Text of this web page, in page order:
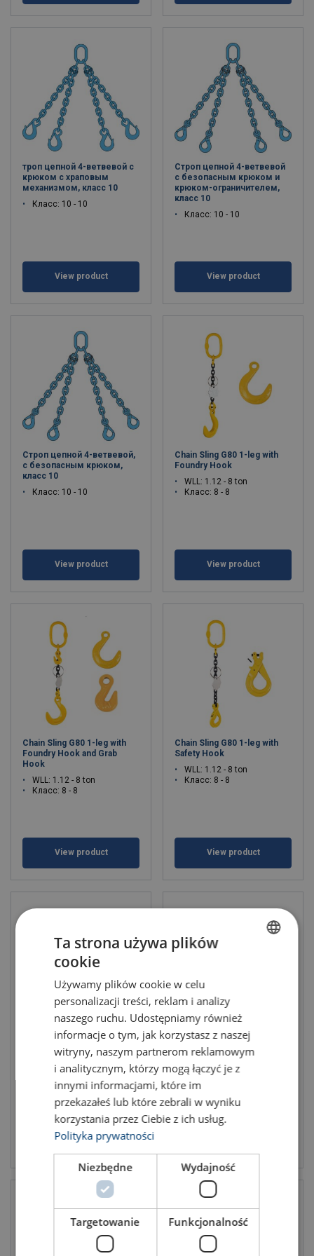
троп цепной 4-ветвевой с
крюком с храповым
механизмом, класс 10
Класс: 10 - 10
View product
Строп цепной 4-ветвевой
с безопасным крюком и
крюком-ограничителем,
класс 10
Класс: 10 - 10
View product
Строп цепной 4-ветвевой,
с безопасным крюком,
класс 10
Класс: 10 - 10
View product
Chain Sling G80 1-leg with
Foundry Hook
WLL: 1.12 - 8 ton
Класс: 8 - 8
View product
Chain Sling G80 1-leg with
Foundry Hook and Grab
Hook
WLL: 1.12 - 8 ton
Класс: 8 - 8
View product
Chain Sling G80 1-leg with
Safety Hook
WLL: 1.12 - 8 ton
Класс: 8 - 8
View product
Chain Sling G80 1-leg with
Sling Hook
WLL: 1.12 - 8 ton
Класс: 8 - 8
View product
Chain Sling G80 1-leg with
Safety Hook and Grab Hook
WLL: 1.12 - 8 ton
Класс: 8 - 8
ENGLISH TRANSLATION
Ta strona używa plików
cookie
Używamy plików cookie w celu
personalizacji treści, reklam i analizy
naszego ruchu. Udostępniamy również
informacje o tym, jak korzystasz z naszej
witryny, naszym partnerom reklamowym
i analitycznym, którzy mogą łączyć je z
innymi informacjami, które im
przekazałeś lub które zebrali w wyniku
korzystania przez Ciebie z ich usług.
Polityka prywatności
Niezbędne Wydajność
Targetowanie Funkcjonalność